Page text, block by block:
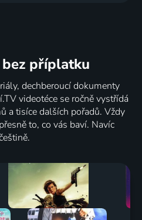
bez příplatku
dechberoucí dokumenty
videotéce se ročně vystřídá
a tisíce dalších pořadů. Vždy
to, co vás baví. Navíc